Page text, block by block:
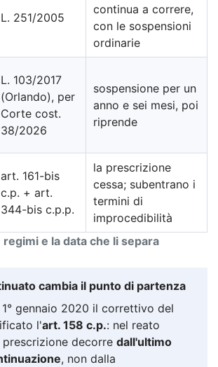
e la data che li separa
L. 251/2005
continua a correre,
con le sospensioni
ordinarie
L. 103/2017
(Orlando), per
Corte cost.
38/2026
sospensione per un
anno e sei mesi, poi
riprende
art. 161-bis
c.p. + art.
344-bis c.p.p.
la prescrizione
cessa; subentrano i
termini di
improcedibilità
cambia il punto di partenza
gennaio 2020 il correttivo del
l'art. 158 c.p.: nel reato
decorre dall'ultimo
, non dalla